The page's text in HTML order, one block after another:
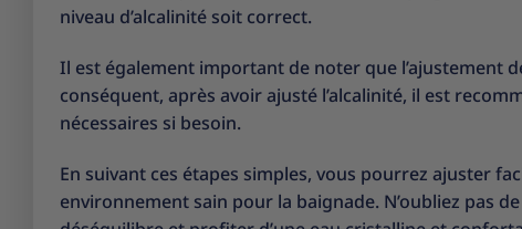
niveau d’alcalinité soit correct.
Il est également important de noter que l’ajustement
conséquent, après avoir ajusté l’alcalinité, il est
nécessaires si besoin.
En suivant ces étapes simples, vous pourrez ajuster
environnement sain pour la baignade. N’oubliez pas